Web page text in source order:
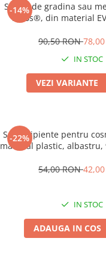
-14%
Saboti de gradina sau
Tecos®, din material
aerului, foarte usori,
90,50 RON
IN STOC
VEZI VARIANTE
-22%
Set recipiente pentru
material plastic, albastru,
54,00 RON
IN STOC
ADAUGA IN COS